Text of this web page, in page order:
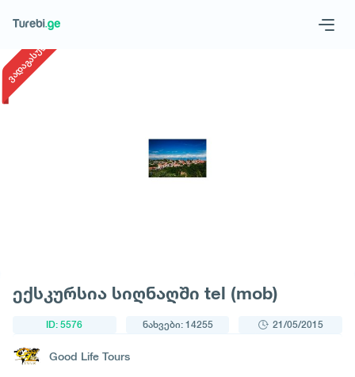
მოითხოვე ტური
ვადაგასული
ექსკურსია სიღნაღში tel (mob)
ID: 5576 ნახვები: 14255 21/05/2015
Good Life Tours